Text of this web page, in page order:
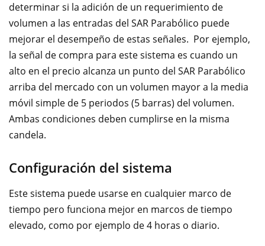
determinar si la adición de un requerimiento de
volumen a las entradas del SAR Parabólico puede
mejorar el desempeño de estas señales. Por ejemplo,
la señal de compra para este sistema es cuando un
alto en el precio alcanza un punto del SAR Parabólico
arriba del mercado con un volumen mayor a la media
móvil simple de 5 periodos (5 barras) del volumen.
Ambas condiciones deben cumplirse en la misma
candela.
Configuración del sistema
Este sistema puede usarse en cualquier marco de
tiempo pero funciona mejor en marcos de tiempo
elevado, como por ejemplo de 4 horas o diario.